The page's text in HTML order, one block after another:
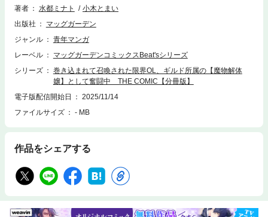
ットホームかつ激務な職場で巻き起こる、魔物肉解体お仕事ファンタジ
著者 水都ミナト
小木とまい
出版社
マッグガーデン
ジャンル
青年マンガ
レーベル
マッグガーデンコミックスBeat'sシリーズ
シリーズ
巻き込まれて召喚された限界OL、ギルド所属の【魔物解体
嬢】として奮闘中 THE COMIC【分冊版】
電子版配信開始日
2025/11/14
ファイルサイズ
- MB
作品をシェアする